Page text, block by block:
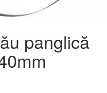
panglică